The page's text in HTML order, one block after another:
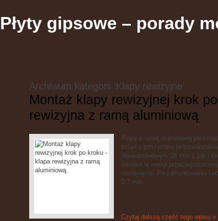
Płyty gipsowe – porady
Archiwum kategorii ‘Klapy rewizyjne’
Montaż klapy rewizyjnej krok
rewizyjna z ramą aluminiową
Klapy z ramą aluminiową
ścian z poszyciem
dwuwarstwowym 25 mm ), jak i
również w wersji
naciśnięcie. Po zamontowaniu i
0,7 mm.
Czytaj dalszą część tego wpisu »